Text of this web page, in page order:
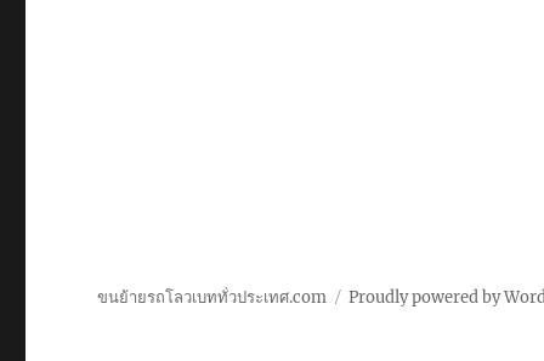
ขนย้ายรถโลวเบททั่วประเทศ.com Proudly powered by